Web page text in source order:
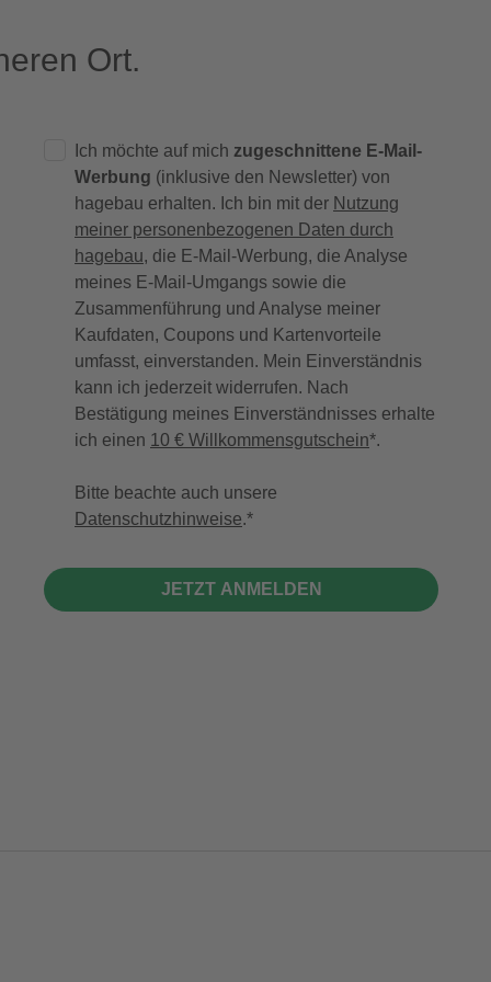
Ort.
Ich möchte auf mich zugeschnittene E-Mail-
Werbung (inklusive den Newsletter) von
hagebau erhalten. Ich bin mit der Nutzung
meiner personenbezogenen Daten durch
hagebau, die E-Mail-Werbung, die Analyse
meines E-Mail-Umgangs sowie die
Zusammenführung und Analyse meiner
Kaufdaten, Coupons und Kartenvorteile
umfasst, einverstanden. Mein Einverständnis
kann ich jederzeit widerrufen. Nach
Bestätigung meines Einverständnisses erhalte
ich einen 10 € Willkommensgutschein*.
Bitte beachte auch unsere
Datenschutzhinweise.
JETZT ANMELDEN